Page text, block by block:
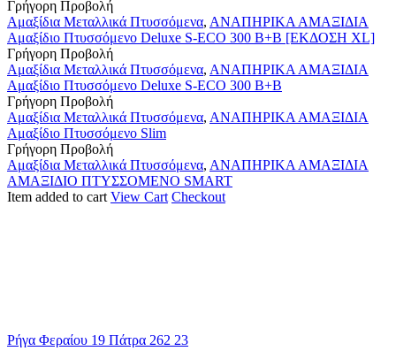
Αμαξίδιο
Πτυσσόμενο
Deluxe
S-
ECO
300
B+B
[ΕΚΔΟΣΗ
XL]
Γρήγορη Προβολή
Αμαξίδια Μεταλλικά Πτυσσόμενα, ΑΝΑΠΗΡΙΚΑ ΑΜΑΞΙΔΙΑ
Αμαξίδιο Πτυσσόμενο Deluxe S-ECO 300 B+B [ΕΚΔΟΣΗ XL]
Αμαξίδιο
Πτυσσόμενο
Deluxe
S-
ECO
300
B+B
Γρήγορη Προβολή
Αμαξίδια Μεταλλικά Πτυσσόμενα, ΑΝΑΠΗΡΙΚΑ ΑΜΑΞΙΔΙΑ
Αμαξίδιο Πτυσσόμενο Deluxe S-ECO 300 B+B
Aμαξίδιο
Πτυσσόμενο
Slim
Γρήγορη Προβολή
Αμαξίδια Μεταλλικά Πτυσσόμενα, ΑΝΑΠΗΡΙΚΑ ΑΜΑΞΙΔΙΑ
Aμαξίδιο Πτυσσόμενο Slim
ΑΜΑΞΙΔΙΟ
ΠΤΥΣΣΟΜΕΝΟ
SMART
Γρήγορη Προβολή
Αμαξίδια Μεταλλικά Πτυσσόμενα, ΑΝΑΠΗΡΙΚΑ ΑΜΑΞΙΔΙΑ
ΑΜΑΞΙΔΙΟ ΠΤΥΣΣΟΜΕΝΟ SMART
Item added to cart View Cart Checkout
Ρήγα Φεραίου 19 Πάτρα 262 23